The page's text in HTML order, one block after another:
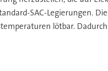
SAC-Legierungen.
lötbar.